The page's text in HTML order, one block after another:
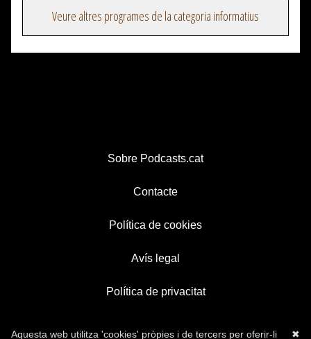
Veure altres programes de la categoria informatius
Sobre Podcasts.cat
Contacte
Política de cookies
Avís legal
Política de privacitat
✖
Aquesta web utilitza 'cookies' pròpies i de tercers per oferir-li